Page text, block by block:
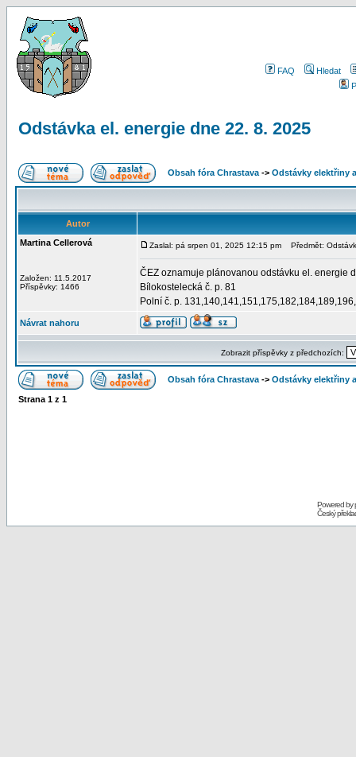
FAQ
Hledat
Odstávka el. energie dne 22. 8. 2025
Obsah fóra Chrastava -> Odstávky elektřiny
Autor
Martina Cellerová
Založen: 11.5.2017
Příspěvky: 1466
Zaslal: pá srpen 01, 2025 12:15 pm Předmět:
ČEZ oznamuje plánovanou odstávku el. energie
Bílokostelecká č. p. 81
Polní č. p.
Návrat nahoru
Zobrazit příspěvky z předchozích:
Obsah fóra Chrastava -> Odstávky elektřiny
Strana 1 z 1
Powered by
Český